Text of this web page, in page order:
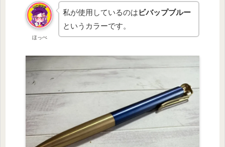
ほっぺ
私が使用しているのは ビバップブルー
というカラーです。